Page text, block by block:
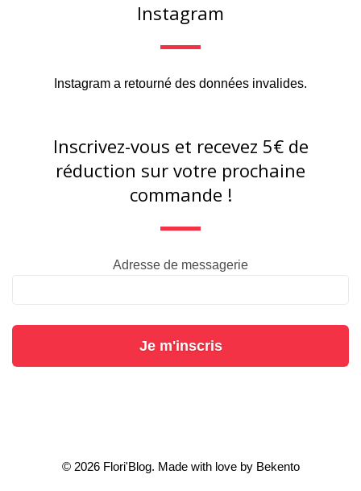
Instagram
Instagram a retourné des données invalides.
Inscrivez-vous et recevez 5€ de
réduction sur votre prochaine
commande !
Adresse de messagerie
Je m'inscris
© 2026 Flori'Blog. Made with love by Bekento